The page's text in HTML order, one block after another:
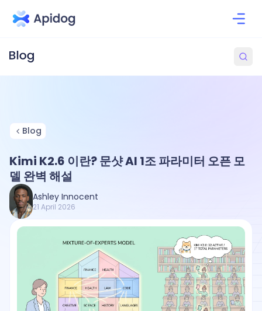
Blog
Kimi K2.6 이란? 문샷 AI 1조 파라미터 오픈 모
델 완벽 해설
Ashley Innocent
21 April 2026